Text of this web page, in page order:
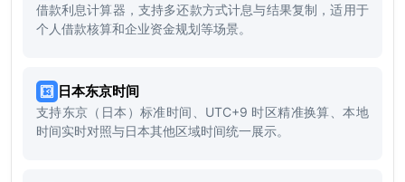
借款利息计算器，支持多还款方式计息与结果复制，适用于
个人借款核算和企业资金规划等场景。
日本东京时间
支持东京（日本）标准时间、UTC+9 时区精准换算、本地
时间实时对照与日本其他区域时间统一展示。